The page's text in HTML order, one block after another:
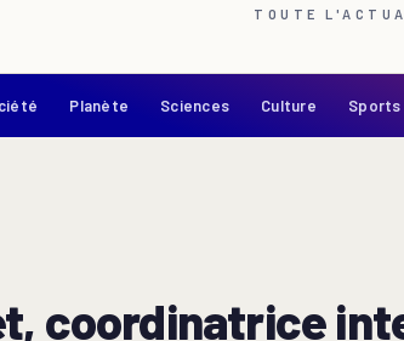
TOUTE
Planète Sciences Culture Sports
coordinatrice